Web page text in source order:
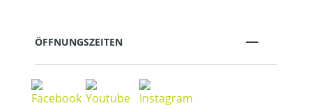
ÖFFNUNGSZEITEN